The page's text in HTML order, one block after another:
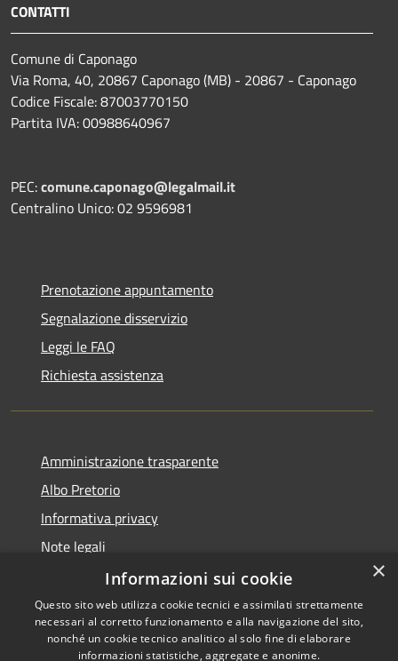
CONTATTI
Comune di Caponago
Via Roma, 40, 20867 Caponago (MB) - 20867 - Caponago
Codice Fiscale: 87003770150
Partita IVA: 00988640967
PEC:comune.caponago@legalmail.it
Centralino Unico: 02 9596981
Prenotazione appuntamento
Segnalazione disservizio
Leggi le FAQ
Richiesta assistenza
Amministrazione trasparente
Albo Pretorio
Informativa privacy
Note legali
Dichiarazione di accessibilità
×
Informazioni sui cookie
Questo sito web utilizza cookie tecnici e assimilati strettamente
necessari al corretto funzionamento e alla navigazione del sito,
nonché un cookie tecnico analitico al solo fine di elaborare
informazioni statistiche, aggregate e anonime.